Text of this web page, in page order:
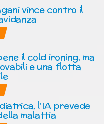
vince contro il
il cold ironing, ma
e una flotta
l’IA prevede
malattia